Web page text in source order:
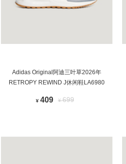
Adidas Original阿迪三叶草2026年
RETROPY REWIND J休闲鞋LA6980
¥ 409 ¥699